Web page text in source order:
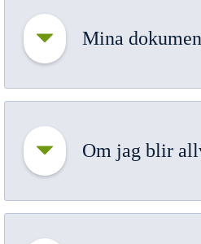
Mina
Om jag blir